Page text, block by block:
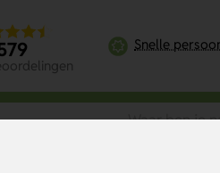
Snelle